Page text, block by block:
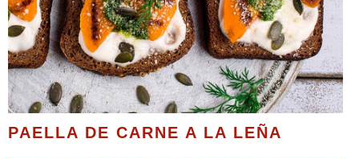
PAELLA DE CARNE A LA LEÑA